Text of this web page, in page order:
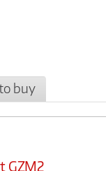
buy
GZM2